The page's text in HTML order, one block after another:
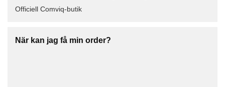
Officiell Comviq-butik
När kan jag få min order?